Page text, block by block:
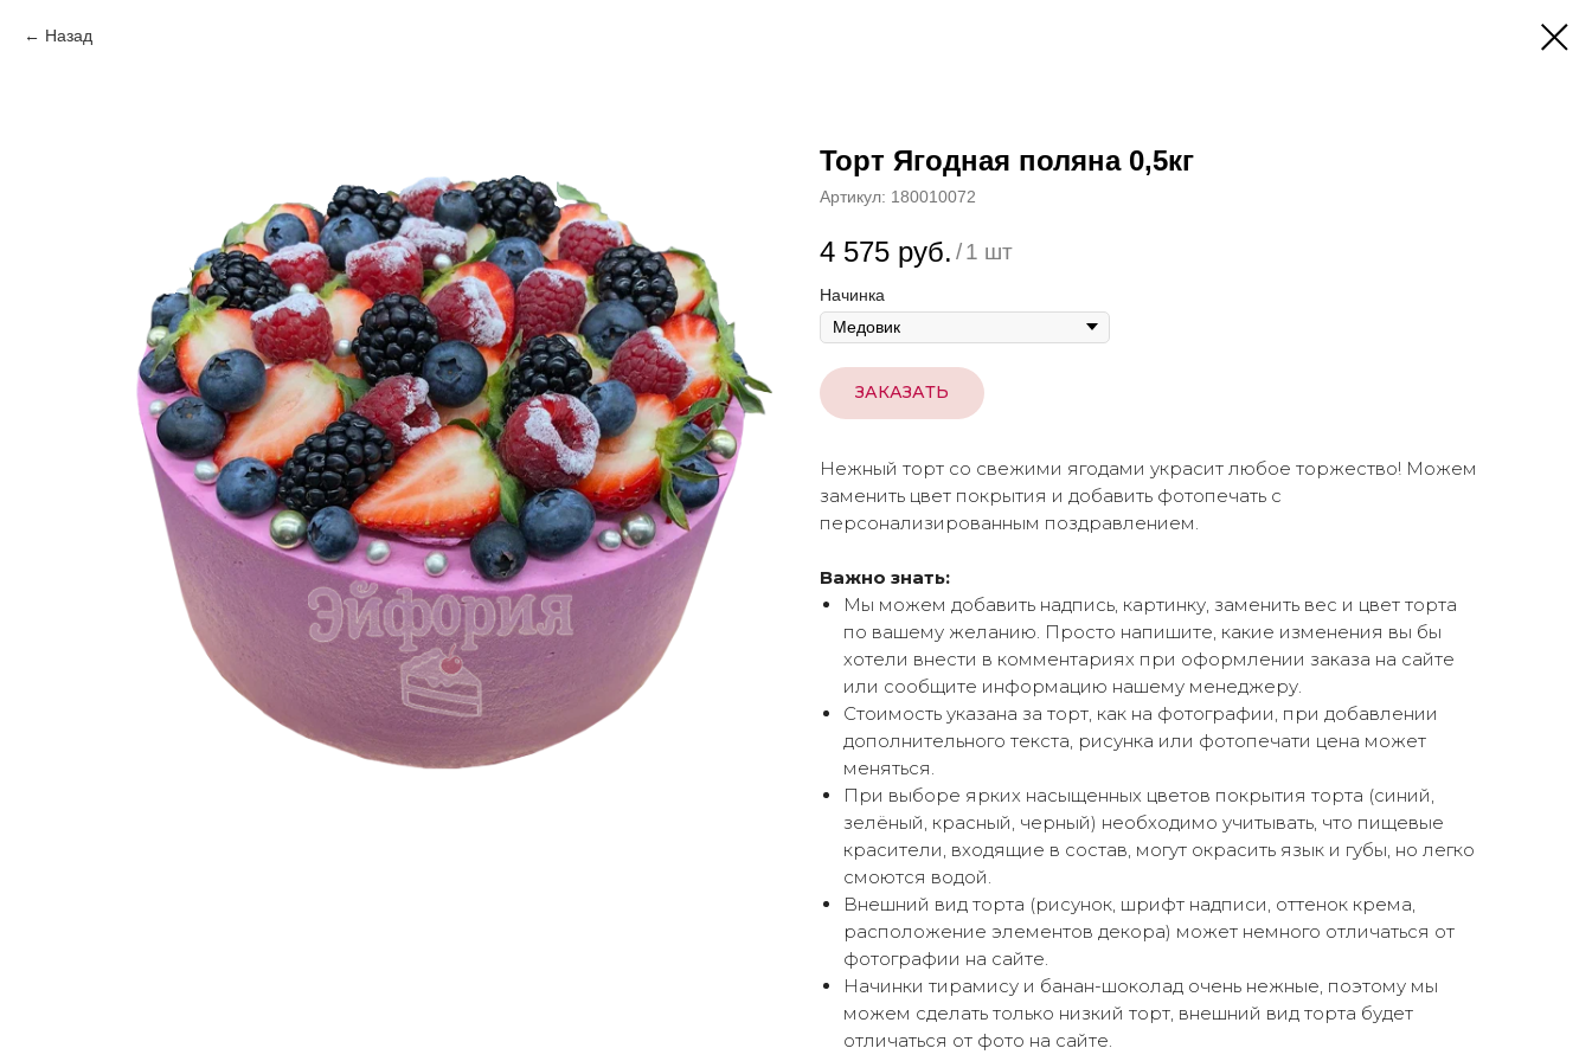
Назад
Торт Ягодная поляна 0,5кг
Артикул: 180010072
4 575 руб. /1 шт
Начинка
ЗАКАЗАТЬ
Нежный торт со свежими ягодами украсит любое торжество! Можем
заменить цвет покрытия и добавить фотопечать с
персонализированным поздравлением.
Важно знать:
Мы можем добавить надпись, картинку, заменить вес и цвет торта
по вашему желанию. Просто напишите, какие изменения вы бы
хотели внести в комментариях при оформлении заказа на сайте
или сообщите информацию нашему менеджеру.
Стоимость указана за торт, как на фотографии, при добавлении
дополнительного текста, рисунка или фотопечати цена может
меняться.
При выборе ярких насыщенных цветов покрытия торта (синий,
зелёный, красный, черный) необходимо учитывать, что пищевые
красители, входящие в состав, могут окрасить язык и губы, но легко
смоются водой.
Внешний вид торта (рисунок, шрифт надписи, оттенок крема,
расположение элементов декора) может немного отличаться от
фотографии на сайте.
Начинки тирамису и банан-шоколад очень нежные, поэтому мы
можем сделать только низкий торт, внешний вид торта будет
отличаться от фото на сайте.